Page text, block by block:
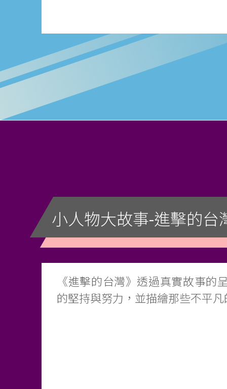
小人物大故事-進擊的台
《進擊的台灣》透過真實故事的
的堅持與努力，並描繪那些不平